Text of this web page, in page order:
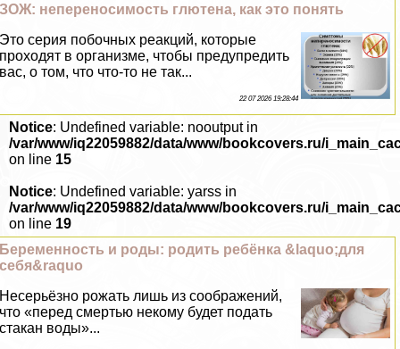
ЗОЖ: непереносимость глютена, как это понять
Это серия побочных реакций, которые
проходят в организме, чтобы предупредить
вас, о том, что что-то не так...
22 07 2026 19:28:44
Notice: Undefined variable: nooutput in
/var/www/iq22059882/data/www/bookcovers.ru/
on line 15
Notice: Undefined variable: yarss in
/var/www/iq22059882/data/www/bookcovers.ru/
on line 19
Беременность и роды: родить ребёнка &laquo;для
себя&raquo
Несерьёзно рожать лишь из соображений,
что «перед cмepтью некому будет подать
стакан воды»...